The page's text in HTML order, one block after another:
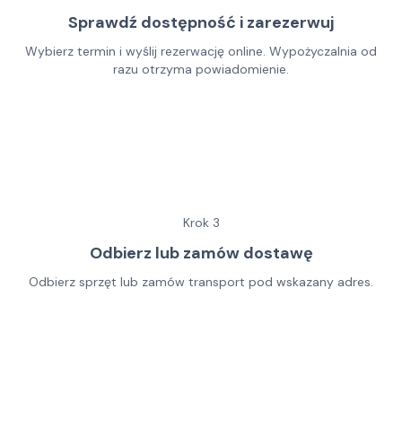
Sprawdź dostępność i zarezerwuj
Wybierz termin i wyślij rezerwację online. Wypożyczalnia od
razu otrzyma powiadomienie.
Krok 3
Odbierz lub zamów dostawę
Odbierz sprzęt lub zamów transport pod wskazany adres.